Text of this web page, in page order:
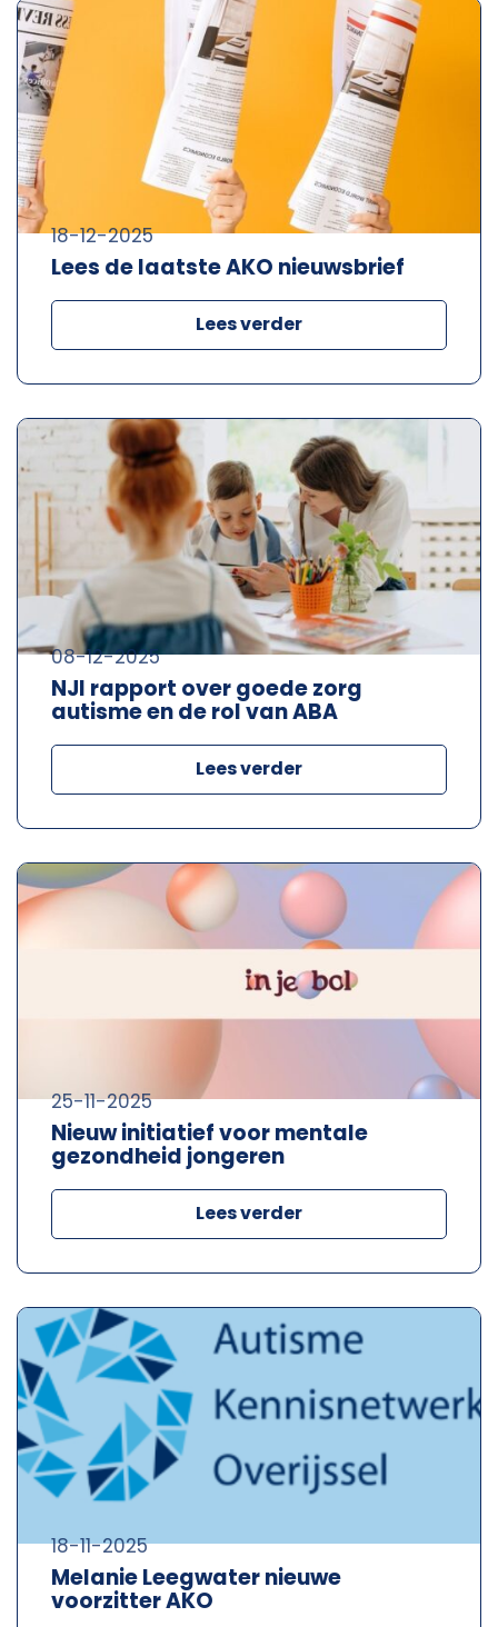
Lees de laatste AKO nieuwsbrief
18-12-2025
Lees verder
NJI rapport over goede zorg
autisme en de rol van ABA
08-12-2025
Lees verder
Nieuw initiatief voor mentale
gezondheid jongeren
25-11-2025
Lees verder
Melanie Leegwater nieuwe
voorzitter AKO
18-11-2025